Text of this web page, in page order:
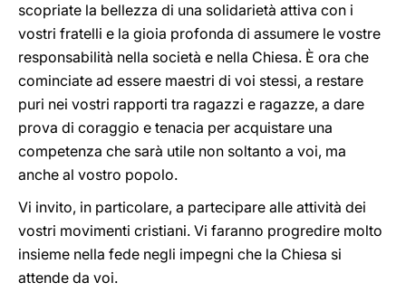
scopriate la bellezza di una solidarietà attiva con i
vostri fratelli e la gioia profonda di assumere le vostre
responsabilità nella società e nella Chiesa. È ora che
cominciate ad essere maestri di voi stessi, a restare
puri nei vostri rapporti tra ragazzi e ragazze, a dare
prova di coraggio e tenacia per acquistare una
competenza che sarà utile non soltanto a voi, ma
anche al vostro popolo.
Vi invito, in particolare, a partecipare alle attività dei
vostri movimenti cristiani. Vi faranno progredire molto
insieme nella fede negli impegni che la Chiesa si
attende da voi.